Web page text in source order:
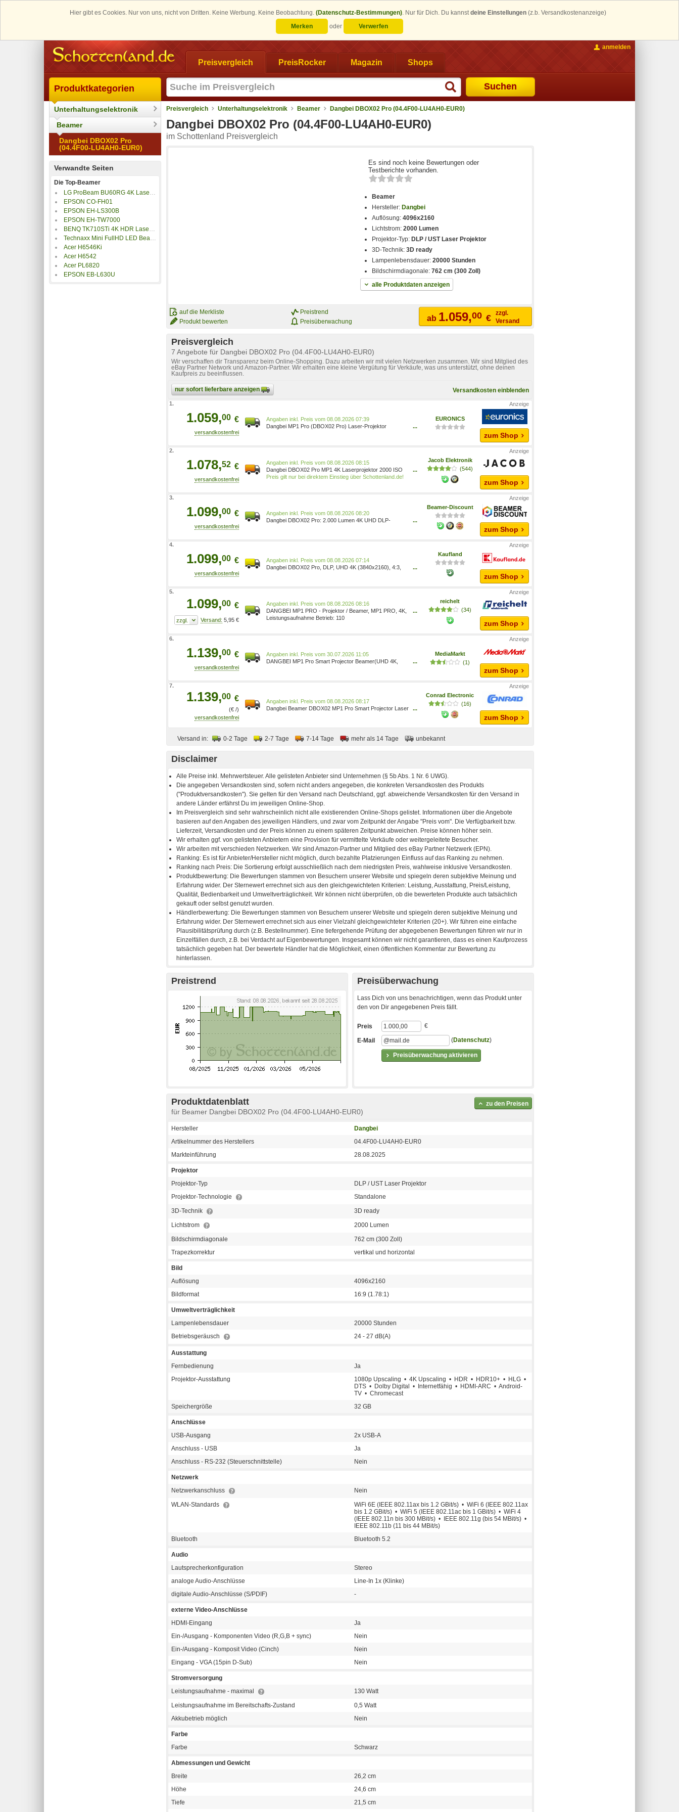
Hier gibt es Cookies. Nur von uns, nicht von Dritten. Keine Werbung. Keine Beobachtung. (Datenschutz-Bestimmungen). Nur für Dich. Du kannstdeine Einstellungen (z.b. Versandkostenanzeige)
Merken
oder Verwerfen
Preisvergleich PreisRocker Magazin Shops
Suchen
anmelden
Produktkategorien
Unterhaltungselektronik
Beamer
Dangbei DBOX02 Pro
(04.4F00-LU4AH0-EUR0)
Verwandte Seiten
Die Top-Beamer
LG ProBeam BU60RG 4K Laser Beamer
EPSON CO-FH01
EPSON EH-LS300B
EPSON EH-TW7000
BENQ TK710STi 4K HDR Laser Beamer
Technaxx Mini FullHD LED Beamer TX-113
Acer H6546Ki
Acer H6542
Acer PL6820
EPSON EB-L630U
Preisvergleich Unterhaltungselektronik Beamer Dangbei DBOX02 Pro (04.4F00-LU4AH0-EUR0)
Dangbei DBOX02 Pro (04.4F00-LU4AH0-EUR0)
im Schottenland Preisvergleich
Es sind noch keine Bewertungen oder
Testberichte vorhanden.
Beamer
Hersteller: Dangbei
Auflösung:4096x2160
Lichtstrom:2000 Lumen
Projektor-Typ: DLP / UST Laser Projektor
3D-Technik:3D ready
Lampenlebensdauer:20000 Stunden
Bildschirmdiagonale:762 cm (300 Zoll)
alle Produktdaten anzeigen
auf die Merkliste
Produkt bewerten
Preistrend
Preisüberwachung
ab 1.059,00 €
zzgl.
Versand
Preisvergleich
7 Angebote für Dangbei DBOX02 Pro (04.4F00-LU4AH0-EUR0)
Wir verschaffen dir Transparenz beim Online-Shopping. Dazu arbeiten wir mit vielen Netzwerken zusammen. Wir sind Mitglied des
eBay Partner Network und Amazon-Partner. Wir erhalten eine kleine Vergütung für Verkäufe, was uns unterstützt, ohne deinen
Kaufpreis zu beeinflussen.
nur sofort lieferbare anzeigen Versandkosten einblenden
1.
1.059,00 €
Preis vom 08.08.2026 07:39
Dangbei MP1 Pro (DBOX02 Pro) Laser-Projektor
...
EURONICS
zum Shop
2.
1.078,52 €
Preis vom 08.08.2026 08:15
Dangbei DBOX02 Pro MP1 4K Laserprojektor 2000 ISO
Lumen - Digital-Projektor - DLP/DMD (04.4F00-LU4AH0-
...
Preis gilt nur bei direktem Einstieg über Schottenland.de!
Jacob Elektronik
(544)
zum Shop
3.
1.099,00 €
Preis vom 08.08.2026 08:20
Dangbei DBOX02 Pro: 2.000 Lumen 4K UHD DLP-
...
Beamer-Discount
zum Shop
4.
1.099,00 €
Preis vom 08.08.2026 07:14
Dangbei DBOX02 Pro, DLP, UHD 4K (3840x2160), 4:3,
...
Kaufland
zum Shop
5.
1.099,00 €
5,95 €
Preis vom 08.08.2026 08:16
DANGBEI MP1 PRO - Projektor / Beamer, MP1 PRO, 4K,
Laser 04.4F00-LU4AH0-EUR0
...
Leistungsaufnahme Betrieb: 110
reichelt
(34)
zum Shop
6.
1.139,00 €
Preis vom 30.07.2026 11:05
DANGBEI MP1 Pro Smart Projector Beamer(UHD 4K,
...
MediaMarkt
(1)
zum Shop
7.
1.139,00 €
(€ /)
Preis vom 08.08.2026 08:17
Dangbei Beamer DBOX02 MP1 Pro Smart Projector Laser
...
Conrad Electronic
(16)
zum Shop
Versand in: 0-2 Tage 2-7 Tage 7-14 Tage mehr als 14 Tage unbekannt
Disclaimer
Preistrend Preisüberwachung
Lass Dich von uns benachrichtigen, wenn das Produkt unter
den von Dir angegebenen Preis fällt.
Preisüberwachung aktivieren
Preis €
E-Mail (Datenschutz)
Produktdatenblatt
für Beamer Dangbei DBOX02 Pro (04.4F00-LU4AH0-EUR0)
zu den Preisen
Hersteller
Dangbei
Artikelnummer des Herstellers
04.4F00-LU4AH0-EUR0
Markteinführung
28.08.2025
Projektor
Projektor-Typ
DLP / UST Laser Projektor
Projektor-Technologie
Standalone
3D-Technik
3D ready
Lichtstrom
2000 Lumen
Bildschirmdiagonale
762 cm (300 Zoll)
Trapezkorrektur
vertikal und horizontal
Bild
Auflösung
4096x2160
Bildformat
16:9 (1.78:1)
Umweltverträglichkeit
Lampenlebensdauer
20000 Stunden
Betriebsgeräusch
24 - 27 dB(A)
Ausstattung
Fernbedienung
Ja
Projektor-Ausstattung
1080p Upscaling • 4K Upscaling • HDR • HDR10+ • HLG •
DTS • Dolby Digital • Internetfähig • HDMI-ARC • Android-
TV • Chromecast
Speichergröße
32 GB
Anschlüsse
USB-Ausgang
2x USB-A
Anschluss - USB
Ja
Anschluss - RS-232 (Steuerschnittstelle)
Nein
Netzwerk
Netzwerkanschluss
Nein
WLAN-Standards
WiFi 6E (IEEE 802.11ax bis 1.2 GBit/s) • WiFi 6 (IEEE 802.11ax
bis 1.2 GBit/s) • WiFi 5 (IEEE 802.11ac bis 1 GBit/s) • WiFi 4
(IEEE 802.11n bis 300 MBit/s) • IEEE 802.11g (bis 54 MBit/s) •
IEEE 802.11b (11 bis 44 MBit/s)
Bluetooth
Bluetooth 5.2
Audio
Lautsprecherkonfiguration
Stereo
analoge Audio-Anschlüsse
Line-In 1x (Klinke)
digitale Audio-Anschlüsse (S/PDIF)
-
externe Video-Anschlüsse
HDMI-Eingang
Ja
Ein-/Ausgang - Komponenten Video (R,G,B + sync)
Nein
Ein-/Ausgang - Komposit Video (Cinch)
Nein
Eingang - VGA (15pin D-Sub)
Nein
Stromversorgung
Leistungsaufnahme - maximal
130 Watt
Leistungsaufnahme im Bereitschafts-Zustand
0,5 Watt
Akkubetrieb möglich
Nein
Farbe
Farbe
Schwarz
Abmessungen und Gewicht
Breite
26,2 cm
Höhe
24,6 cm
Tiefe
21,5 cm